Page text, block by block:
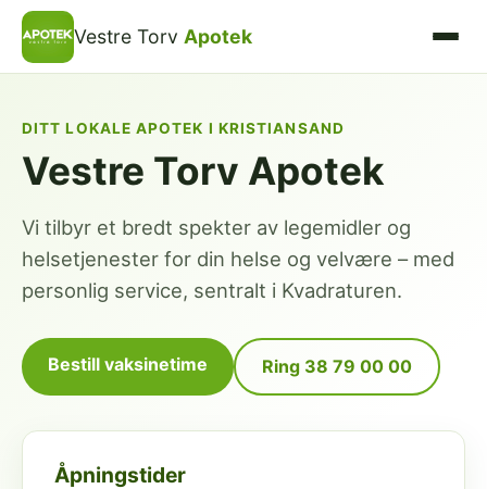
Vestre Torv Apotek
DITT LOKALE APOTEK I KRISTIANSAND
Vestre Torv Apotek
Vi tilbyr et bredt spekter av legemidler og
helsetjenester for din helse og velvære – med
personlig service, sentralt i Kvadraturen.
Bestill vaksinetime Ring 38 79 00 00
Åpningstider